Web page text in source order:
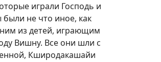
играли Господь и
не что иное, как
из детей, играющим
Вишну. Все они шли с
Кширодакашайи